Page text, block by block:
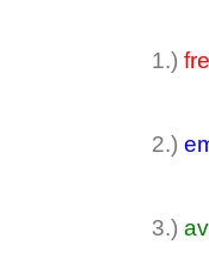
1.)
2.)
3.)